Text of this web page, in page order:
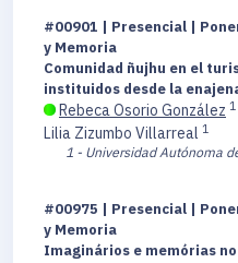
#00901 | Presencial |
y Memoria
Comunidad ñujhu en el
instituidos desde la
Rebeca Osorio González 1
Lilia Zizumbo Villarreal 1
1 - Universidad Autónoma
#00975 | Presencial |
y Memoria
Imaginários e memórias